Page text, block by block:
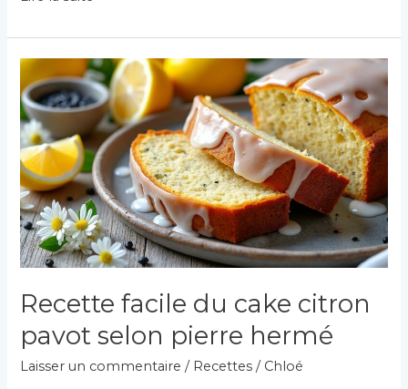
des
maison
croustillants
et
savoureux
?
Recette facile du cake citron
pavot selon pierre hermé
Laisser un commentaire / Recettes / Chloé